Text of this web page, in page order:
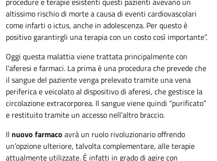
altissimo rischio di morte a causa di eventi cardiovascolari
come infarti o ictus, anche in adolescenza. Per questo è
positivo garantirgli una terapia con un costo così importante”.
Oggi questa malattia viene trattata principalmente con
l’aferesi e farmaci. La prima è una procedura che prevede che
il sangue del paziente venga prelevato tramite una vena
periferica e veicolato al dispositivo di aferesi, che gestisce la
circolazione extracorporea. Il sangue viene quindi “purificato”
e restituito tramite un accesso nell’altro braccio.
Il nuovo farmaco avrà un ruolo rivoluzionario offrendo
un’opzione ulteriore, talvolta complementare, alle terapie
attualmente utilizzate. È infatti in grado di agire con